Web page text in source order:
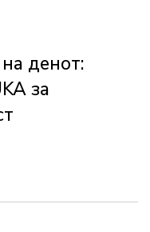
денот:
за